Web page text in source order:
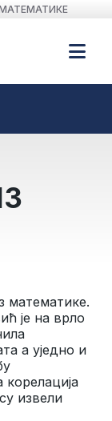
математике.
је на врло
а уједно и
извели